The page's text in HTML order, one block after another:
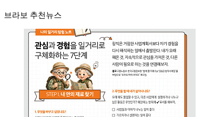
브라보 추천뉴스